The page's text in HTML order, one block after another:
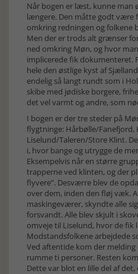
Når bogen er læst, kunne man
længere. Den måtte godt være
omkring redningen og folkene
Men der er trods alt grænser
ned omkring Møn, og hvor
implicerede fik dokumenteret.
hele den østlige kyst af
endelig så langt rundt som i
skibe med jødiske borgere,
det vel varmt og andre, som
I bogen er der tre steder på
flygtninge: Hårbølle/Fanefjord,
Liselund/Taleren/Store Klint.
i, hvor bange og utrygge de
Eksempelvis når en større
trapperne ved klinten, og der
flyvere”. Desværre blev de
over dem, inden den fløj væk.
maskingeværer, skyndte alle
forsvandt. Alle blev skjult i
omveje til Liselund, hvor de fik
Modstandsfolkene arbejdede
Ved aftentide kom der
rumme ti personer. Resten
Dette var blot en lille del af det,